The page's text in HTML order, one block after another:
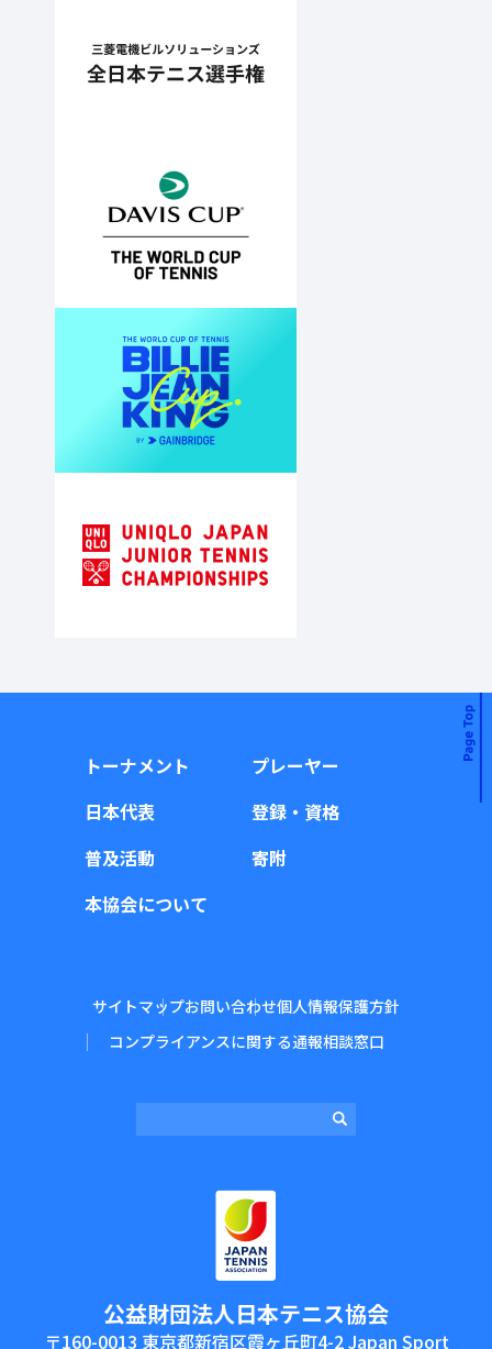
トーナメント
プレーヤー
日本代表
登録・資格
普及活動
寄附
本協会について
サイトマップお問い合わせ個人情報保護方針
コンプライアンスに関する通報相談窓口
公益財団法⼈⽇本テニス協会
〒160-0013 東京都新宿区霞ヶ丘町4-2 Japan Sport